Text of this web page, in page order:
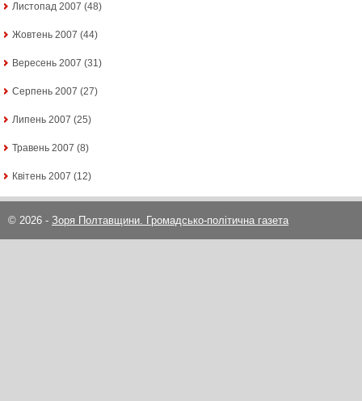
Листопад 2007 (48)
Жовтень 2007 (44)
Вересень 2007 (31)
Серпень 2007 (27)
Липень 2007 (25)
Травень 2007 (8)
Квітень 2007 (12)
© 2026 - Зоря Полтавщини. Громадсько-політична газета